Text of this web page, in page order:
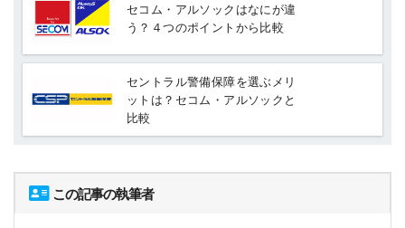
セコム・アルソックはなにが違
う？４つのポイントから比較
セントラル警備保障を選ぶメリ
ットは？セコム・アルソックと
比較
この記事の執筆者